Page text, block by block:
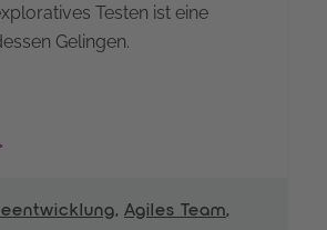
Testen ist eine
Gelingen.
, Agiles Team,